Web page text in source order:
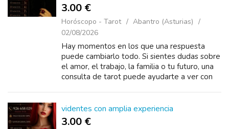
3.00 €
Horóscopo - Tarot
Abantro (Asturias)
02/08/2026
Hay momentos en los que una respuesta
puede cambiarlo todo. Si sientes dudas sobre
el amor, el trabajo, la familia o tu futuro, una
consulta de tarot puede ayudarte a ver con
videntes con amplia experiencia
3.00 €